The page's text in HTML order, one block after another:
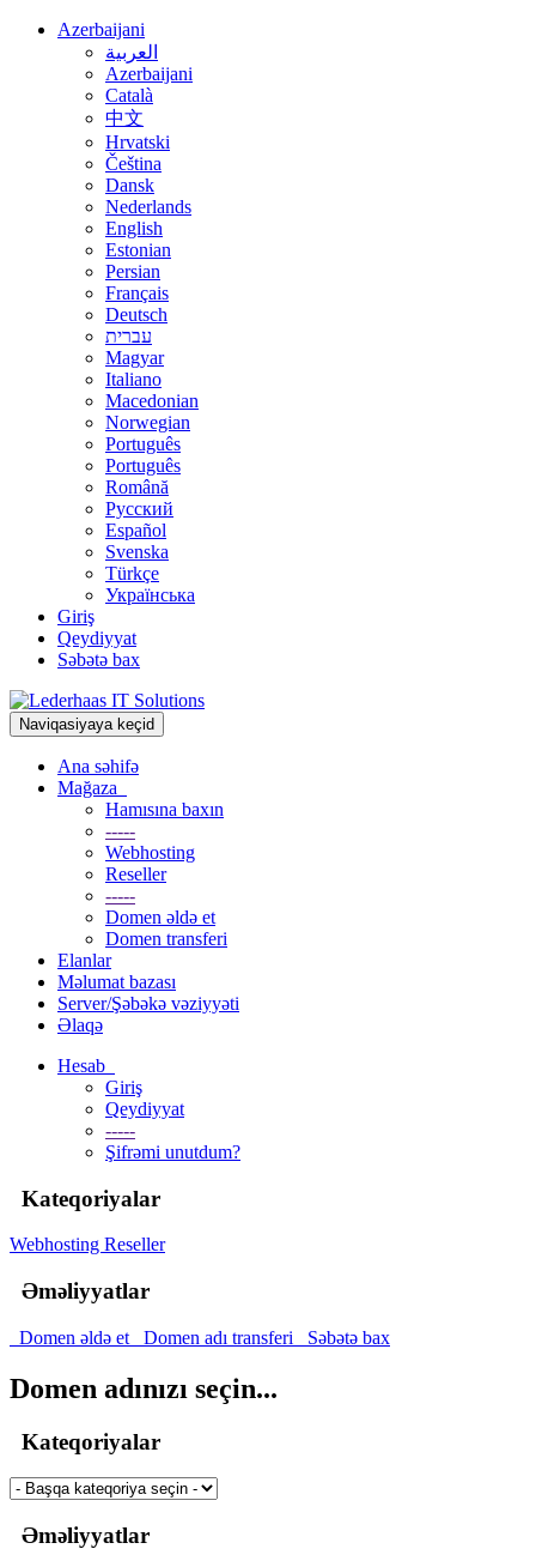
Azerbaijani
العربية
Azerbaijani
Català
中文
Hrvatski
Čeština
Dansk
Nederlands
English
Estonian
Persian
Français
Deutsch
עברית
Magyar
Italiano
Macedonian
Norwegian
Português
Português
Română
Русский
Español
Svenska
Türkçe
Українська
Giriş
Qeydiyyat
Səbətə bax
Naviqasiyaya keçid
Ana səhifə
Mağaza
Hamısına baxın
-----
Webhosting
Reseller
-----
Domen əldə et
Domen transferi
Elanlar
Məlumat bazası
Server/Şəbəkə vəziyyəti
Əlaqə
Hesab
Giriş
Qeydiyyat
-----
Şifrəmi unutdum?
Kateqoriyalar
Webhosting Reseller
Əməliyyatlar
Domen əldə et Domen adı transferi Səbətə bax
Domen adınızı seçin...
Kateqoriyalar
Əməliyyatlar